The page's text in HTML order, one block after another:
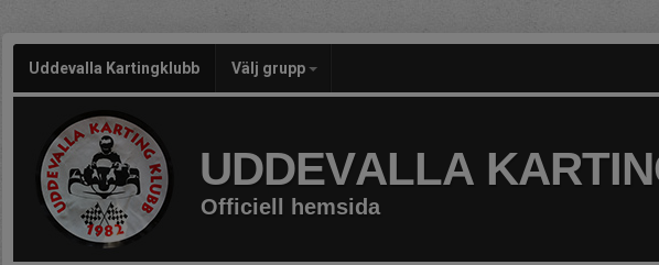
Uddevalla Kartingklubb Välj grupp
UDDEVALLA
Officiell hemsida